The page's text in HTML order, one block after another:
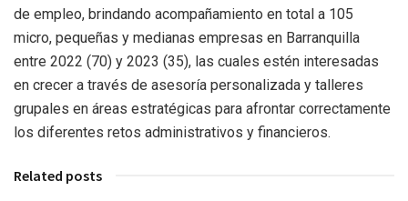
de empleo, brindando acompañamiento en total a 105
micro, pequeñas y medianas empresas en Barranquilla
entre 2022 (70) y 2023 (35), las cuales estén interesadas
en crecer a través de asesoría personalizada y talleres
grupales en áreas estratégicas para afrontar correctamente
los diferentes retos administrativos y financieros.
Related posts